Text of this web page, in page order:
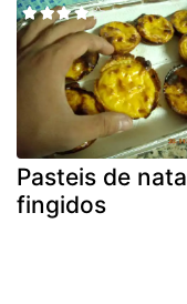
Pasteis de nata
fingidos